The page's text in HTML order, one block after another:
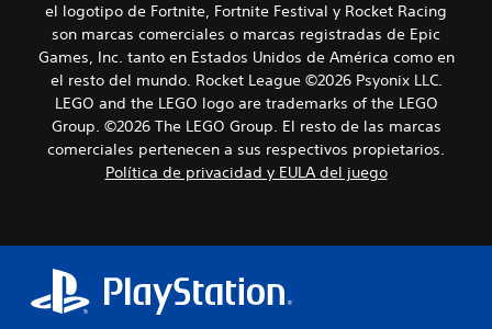
el logotipo de Fortnite, Fortnite Festival y Rocket Racing
son marcas comerciales o marcas registradas de Epic
Games, Inc. tanto en Estados Unidos de América como en
el resto del mundo. Rocket League ©2026 Psyonix LLC.
LEGO and the LEGO logo are trademarks of the LEGO
Group. ©2026 The LEGO Group. El resto de las marcas
comerciales pertenecen a sus respectivos propietarios.
Política de privacidad y EULA del juego